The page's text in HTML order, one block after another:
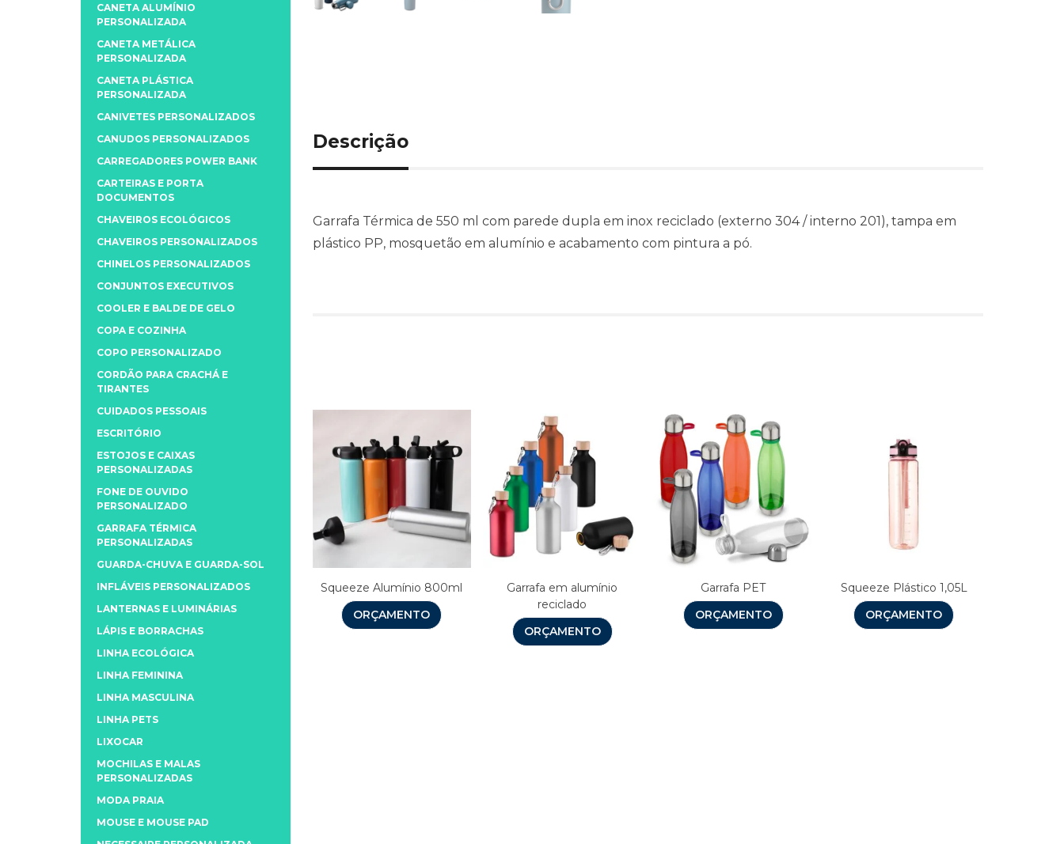
Descrição
Garrafa Térmica de 550 ml com parede dupla em inox reciclado (externo 304 / interno 201), tampa em
plástico PP, mosquetão em alumínio e acabamento com pintura a pó.
Squeeze Alumínio 800ml
ORÇAMENTO
Garrafa em alumínio
reciclado
ORÇAMENTO
Garrafa PET
ORÇAMENTO
Squeeze Plástico 1,05L
ORÇAMENTO
CANETA ALUMÍNIO
PERSONALIZADA
CANETA METÁLICA
PERSONALIZADA
CANETA PLÁSTICA
PERSONALIZADA
CANIVETES PERSONALIZADOS
CANUDOS PERSONALIZADOS
CARREGADORES POWER BANK
CARTEIRAS E PORTA
DOCUMENTOS
CHAVEIROS ECOLÓGICOS
CHAVEIROS PERSONALIZADOS
CHINELOS PERSONALIZADOS
CONJUNTOS EXECUTIVOS
COOLER E BALDE DE GELO
COPA E COZINHA
COPO PERSONALIZADO
CORDÃO PARA CRACHÁ E
TIRANTES
CUIDADOS PESSOAIS
ESCRITÓRIO
ESTOJOS E CAIXAS
PERSONALIZADAS
FONE DE OUVIDO
PERSONALIZADO
GARRAFA TÉRMICA
PERSONALIZADAS
GUARDA-CHUVA E GUARDA-SOL
INFLÁVEIS PERSONALIZADOS
LANTERNAS E LUMINÁRIAS
LÁPIS E BORRACHAS
LINHA ECOLÓGICA
LINHA FEMININA
LINHA MASCULINA
LINHA PETS
LIXOCAR
MOCHILAS E MALAS
PERSONALIZADAS
MODA PRAIA
MOUSE E MOUSE PAD